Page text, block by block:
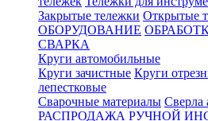
Закрытые тележки Открытые
ОБОРУДОВАНИЕ
СВАРКА
Круги автомобильные
Круги зачистные Круги
лепестковые
Сварочные материалы Сверла
РАСПРОДАЖА РУЧНОЙ